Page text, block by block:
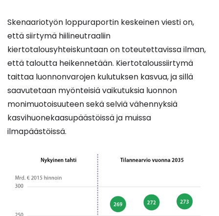
Skenaariotyön loppuraportin keskeinen viesti on,
että siirtymä hiilineutraaliin
kiertotalousyhteiskuntaan on toteutettavissa ilman,
että taloutta heikennetään. Kiertotaloussiirtymä
taittaa luonnonvarojen kulutuksen kasvua, ja sillä
saavutetaan myönteisiä vaikutuksia luonnon
monimuotoisuuteen sekä selviä vähennyksiä
kasvihuonekaasupäästöissä ja muissa
ilmapäästöissä.